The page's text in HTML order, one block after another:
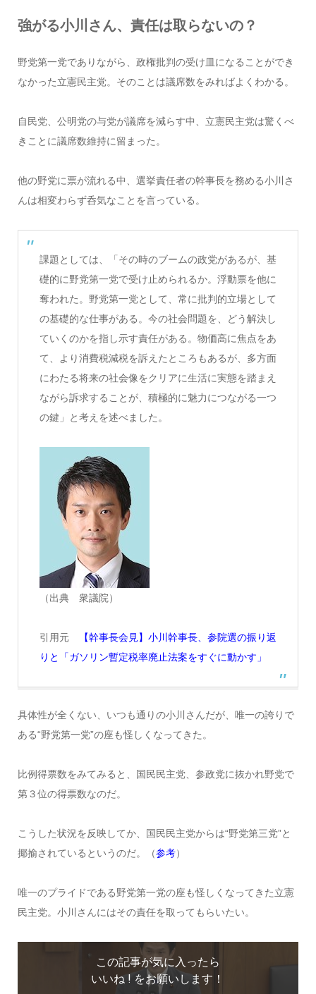
強がる小川さん、責任は取らないの？
野党第一党でありながら、政権批判の受け皿になることができ
なかった立憲民主党。そのことは議席数をみればよくわかる。
自民党、公明党の与党が議席を減らす中、立憲民主党は驚くべ
きことに議席数維持に留まった。
他の野党に票が流れる中、選挙責任者の幹事長を務める小川さ
んは相変わらず呑気なことを言っている。
課題としては、「その時のブームの政党があるが、基
礎的に野党第一党で受け止められるか。浮動票を他に
奪われた。野党第一党として、常に批判的立場として
の基礎的な仕事がある。今の社会問題を、どう解決し
ていくのかを指し示す責任がある。物価高に焦点をあ
て、より消費税減税を訴えたところもあるが、多方面
にわたる将来の社会像をクリアに生活に実態を踏まえ
ながら訴求することが、積極的に魅力につながる一つ
の鍵」と考えを述べました。
（出典 衆議院）
引用元
【幹事長会見】小川幹事長、参院選の振り返
りと「ガソリン暫定税率廃止法案をすぐに動かす」
具体性が全くない、いつも通りの小川さんだが、唯一の誇りで
ある“野党第一党”の座も怪しくなってきた。
比例得票数をみてみると、国民民主党、参政党に抜かれ野党で
第３位の得票数なのだ。
こうした状況を反映してか、国民民主党からは“野党第三党”と
揶揄されているというのだ。（参考）
唯一のプライドである野党第一党の座も怪しくなってきた立憲
民主党。小川さんにはその責任を取ってもらいたい。
この記事が気に入ったら
いいね ! をお願いします！